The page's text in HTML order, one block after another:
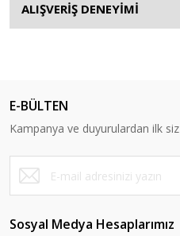
ALIŞVERİŞ DENEYİMİ
E-BÜLTEN
Kampanya ve duyurulardan ilk
Sosyal Medya Hesaplarımız